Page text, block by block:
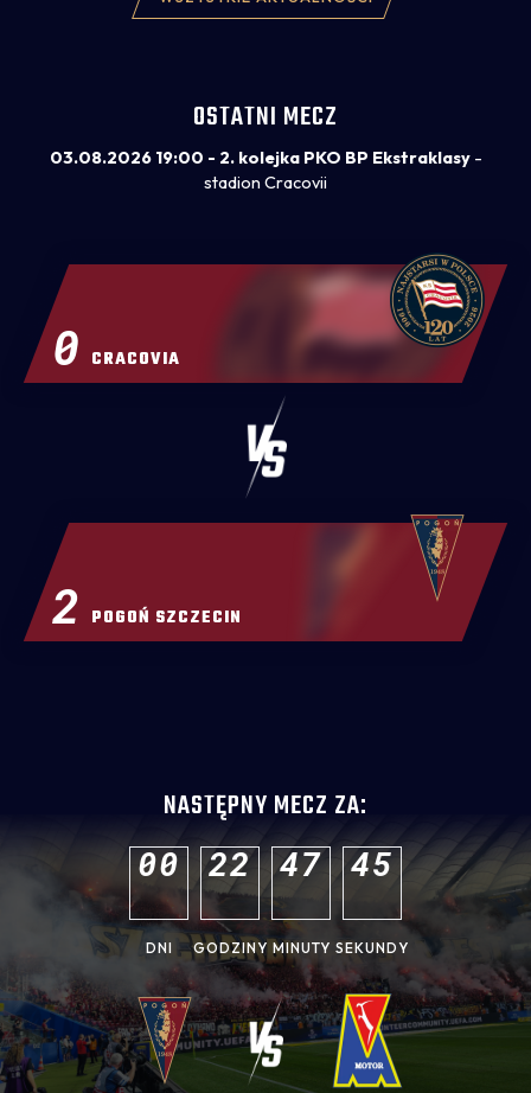
OSTATNI MECZ
03.08.2026 19:00 - 2. kolejka PKO BP Ekstraklasy-
stadion Cracovii
0 CRACOVIA
POGOŃ SZCZECIN
2
NASTĘPNY MECZ ZA:
00
DNI
22
GODZINY
47
MINUTY
44
SEKUNDY